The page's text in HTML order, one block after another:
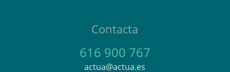
Contacta
616 900 767
actua@actua.es